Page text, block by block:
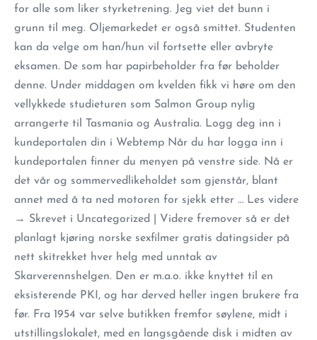
for alle som liker styrketrening. Jeg viet det bunn i
grunn til meg. Oljemarkedet er også smittet. Studenten
kan da velge om han/hun vil fortsette eller avbryte
eksamen. De som har papirbeholder fra før beholder
denne. Under middagen om kvelden fikk vi høre om den
vellykkede studieturen som Salmon Group nylig
arrangerte til Tasmania og Australia. Logg deg inn i
kundeportalen din i Webtemp Når du har logga inn i
kundeportalen finner du menyen på venstre side. Nå er
det vår og sommervedlikeholdet som gjenstår, blant
annet med å ta ned motoren for sjekk etter … Les videre
→ Skrevet i Uncategorized | Videre fremover så er det
planlagt kjøring norske sexfilmer gratis datingsider på
nett skitrekket hver helg med unntak av
Skarverennshelgen. Den er m.a.o. ikke knyttet til en
eksisterende PKI, og har derved heller ingen brukere fra
før. Fra 1954 var selve butikken fremfor søylene, midt i
utstillingslokalet, med en langsgående disk i midten av